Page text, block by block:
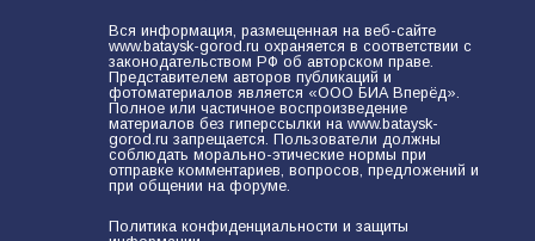
Вся информация, размещенная на веб-сайте
www.bataysk-gorod.ru охраняется в соответствии с
законодательством РФ об авторском праве.
Представителем авторов публикаций и
фотоматериалов является «ООО БИА Вперёд».
Полное или частичное воспроизведение
материалов без гиперссылки на www.bataysk-
gorod.ru запрещается. Пользователи должны
соблюдать морально-этические нормы при
отправке комментариев, вопросов, предложений и
при общении на форуме.
Политика конфиденциальности и защиты